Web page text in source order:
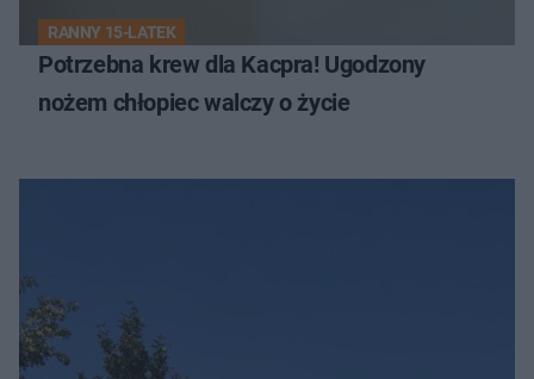
RANNY 15-LATEK
Potrzebna krew dla Kacpra! Ugodzony
nożem chłopiec walczy o życie